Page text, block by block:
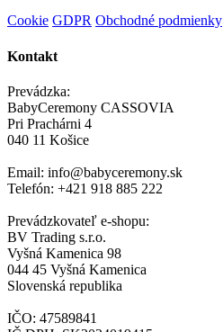
Cookie GDPR Obchodné podmienky
Kontakt
Prevádzka:
BabyCeremony CASSOVIA
Pri Prachárni 4
040 11 Košice
Email: info@babyceremony.sk
Telefón: +421 918 885 222
Prevádzkovateľ e-shopu:
BV Trading s.r.o.
Vyšná Kamenica 98
044 45 Vyšná Kamenica
Slovenská republika
IČO: 47589841